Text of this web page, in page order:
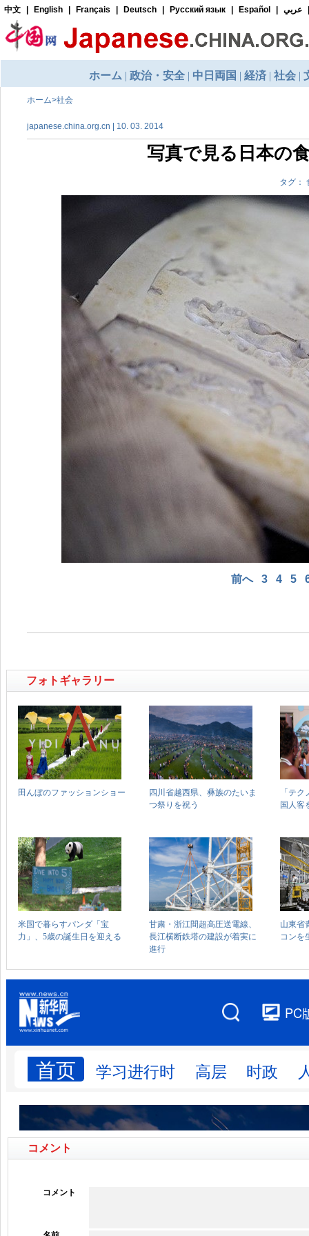
ホーム>社会
japanese.china.org.cn | 10. 03. 2014
写真で見る日本の
タグ：
前へ 3 4 5
コメント
コメント